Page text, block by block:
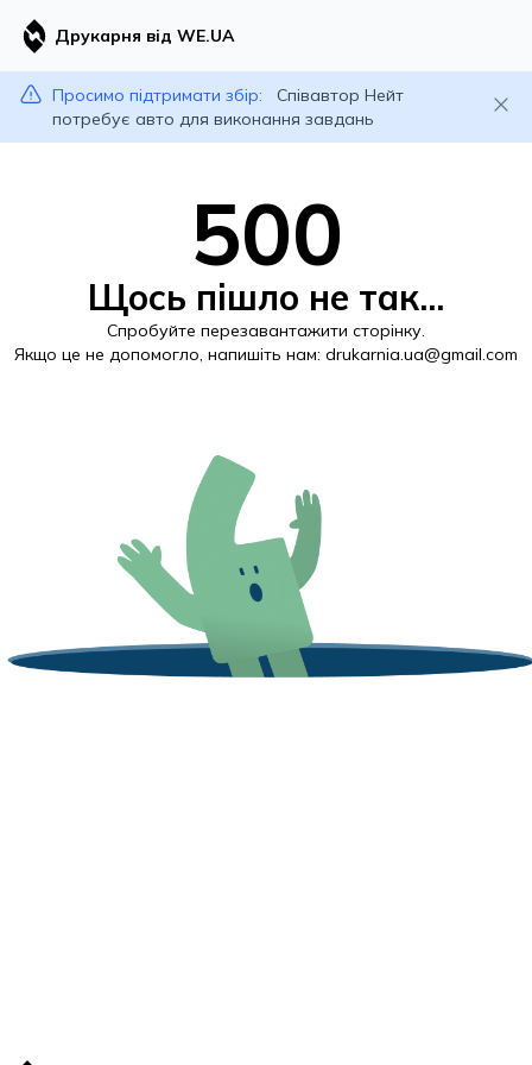
Друкарня від WE.UA
Просимо підтримати збір:
Співавтор Нейт
потребує авто для виконання завдань
500
Щось пішло не так...
Спробуйте перезавантажити сторінку.
Якщо це не допомогло, напишіть нам: drukarnia.ua@gmail.com